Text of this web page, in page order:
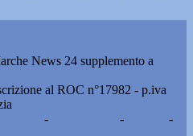
News 24 supplemento a
al ROC n°17982 - p.iva
- -
-